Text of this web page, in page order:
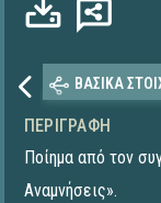
ΒΑΣΙΚΑ
ΠΕΡΙΓΡΑΦΉ
Ποίημα από τον
Αναμνήσεις».